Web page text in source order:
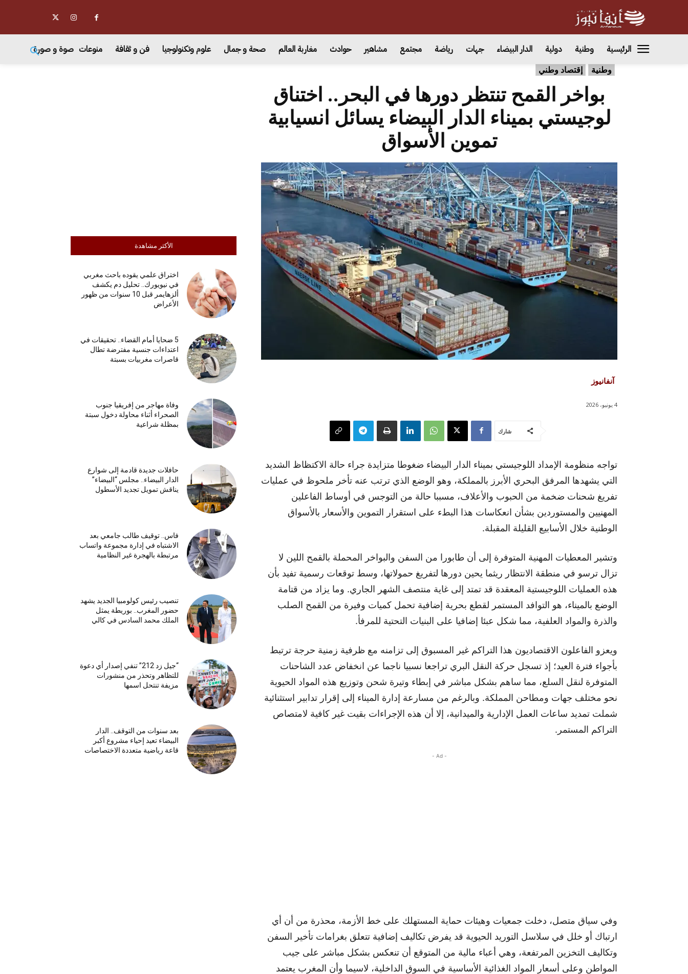
الرئيسية وطنية دولية الدار البيضاء جهات رياضة مجتمع مشاهير حوادث مغاربة العالم صحة و جمال علوم وتكنولوجيا فن و ثقافة منوعات صوة و صورة
وطنية إقتصاد وطني
الأكثر مشاهدة
اختراق علمي يقوده باحث مغربي
في نيويورك.. تحليل دم يكشف
ألزهايمر قبل 10 سنوات من ظهور
الأعراض
5 ضحايا أمام القضاء.. تحقيقات في
اعتداءات جنسية مفترضة تطال
قاصرات مغربيات بسبتة
وفاة مهاجر من إفريقيا جنوب
الصحراء أثناء محاولة دخول سبتة
بمظلة شراعية
حافلات جديدة قادمة إلى شوارع
الدار البيضاء.. مجلس “البيضاء”
يناقش تمويل تجديد الأسطول
فاس.. توقيف طالب جامعي بعد
الاشتباه في إدارة مجموعة واتساب
مرتبطة بالهجرة غير النظامية
تنصيب رئيس كولومبيا الجديد يشهد
حضور المغرب.. بوريطة يمثل
الملك محمد السادس في كالي
“جيل زد 212” تنفي إصدار أي دعوة
للتظاهر وتحذر من منشورات
مزيفة تنتحل اسمها
بعد سنوات من التوقف.. الدار
البيضاء تعيد إحياء مشروع أكبر
قاعة رياضية متعددة الاختصاصات
بواخر القمح تنتظر دورها في البحر.. اختناق
لوجيستي بميناء الدار البيضاء يسائل انسيابية
تموين الأسواق
آنفانيوز
4 يونيو، 2026
شارك
تواجه منظومة الإمداد اللوجيستي بميناء الدار البيضاء ضغوطا متزايدة جراء حالة الاكتظاظ الشديد
التي يشهدها المرفق البحري الأبرز بالمملكة، وهو الوضع الذي ترتب عنه تأخر ملحوظ في عمليات
تفريغ شحنات ضخمة من الحبوب والأعلاف، مسببا حالة من التوجس في أوساط الفاعلين
المهنيين والمستوردين بشأن انعكاسات هذا البطء على استقرار التموين والأسعار بالأسواق
الوطنية خلال الأسابيع القليلة المقبلة.
وتشير المعطيات المهنية المتوفرة إلى أن طابورا من السفن والبواخر المحملة بالقمح اللين لا
تزال ترسو في منطقة الانتظار ريثما يحين دورها لتفريغ حمولاتها، وسط توقعات رسمية تفيد بأن
هذه العمليات اللوجيستية المعقدة قد تمتد إلى غاية منتصف الشهر الجاري. وما يزاد من قتامة
الوضع بالميناء، هو التوافد المستمر لقطع بحرية إضافية تحمل كميات وفيرة من القمح الصلب
والذرة والمواد العلفية، مما شكل عبئا إضافيا على البنيات التحتية للمرفأ.
ويعزو الفاعلون الاقتصاديون هذا التراكم غير المسبوق إلى تزامنه مع ظرفية زمنية حرجة ترتبط
بأجواء فترة العيد؛ إذ تسجل حركة النقل البري تراجعا نسبيا ناجما عن انخفاض عدد الشاحنات
المتوفرة لنقل السلع، مما ساهم بشكل مباشر في إبطاء وتيرة شحن وتوزيع هذه المواد الحيوية
نحو مختلف جهات ومطاحن المملكة. وبالرغم من مسارعة إدارة الميناء إلى إقرار تدابير استثنائية
شملت تمديد ساعات العمل الإدارية والميدانية، إلا أن هذه الإجراءات بقيت غير كافية لامتصاص
التراكم المستمر.
- Ad -
وفي سياق متصل، دخلت جمعيات وهيئات حماية المستهلك على خط الأزمة، محذرة من أن أي
ارتباك أو خلل في سلاسل التوريد الحيوية قد يفرض تكاليف إضافية تتعلق بغرامات تأخير السفن
وتكاليف التخزين المرتفعة، وهي أعباء مالية من المتوقع أن تنعكس بشكل مباشر على جيب
المواطن وعلى أسعار المواد الغذائية الأساسية في السوق الداخلية، لاسيما وأن المغرب يعتمد